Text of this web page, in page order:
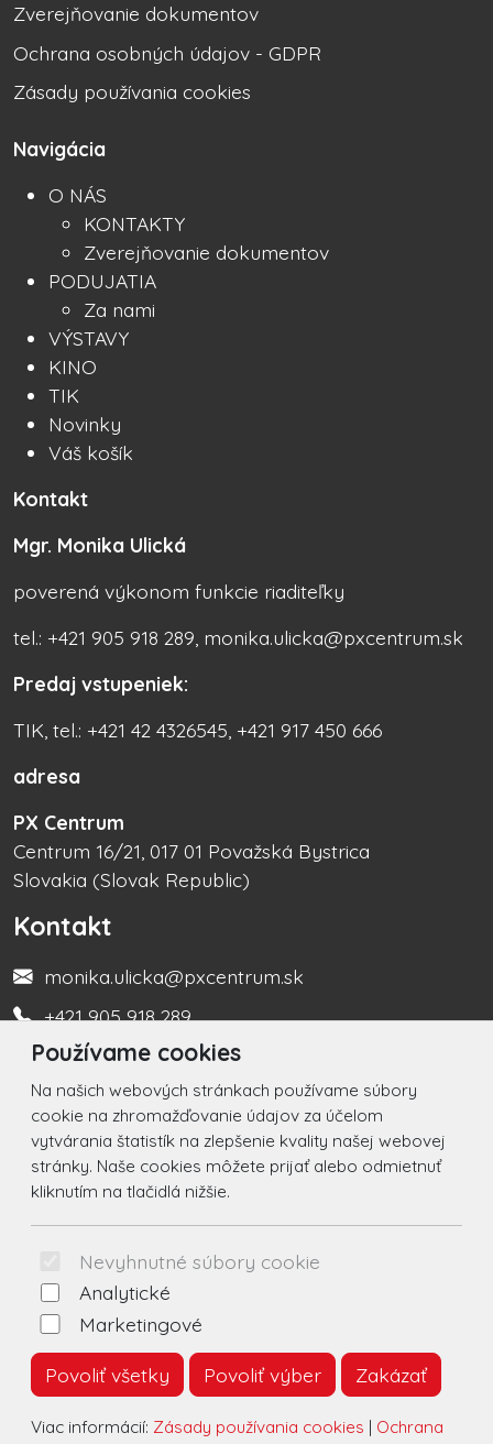
Používame cookies
Na našich webových stránkach používame súbory
cookie na zhromažďovanie údajov za účelom
vytvárania štatistík na zlepšenie kvality našej webovej
stránky. Naše cookies môžete prijať alebo odmietnuť
kliknutím na tlačidlá nižšie.
Nevyhnutné súbory cookie
Analytické
Marketingové
Povoliť všetky Povoliť výber Zakázať
Viac informácií: Zásady používania cookies | Ochrana
Zverejňovanie dokumentov
Ochrana osobných údajov - GDPR
Zásady používania cookies
Navigácia
O NÁS
KONTAKTY
Zverejňovanie dokumentov
PODUJATIA
Za nami
VÝSTAVY
KINO
TIK
Novinky
Váš košík
Kontakt
Mgr. Monika Ulická
poverená výkonom funkcie riaditeľky
tel.: +421 905 918 289, monika.ulicka@pxcentrum.sk
Predaj vstupeniek:
TIK, tel.: +421 42 4326545, +421 917 450 666
adresa
PX Centrum
Centrum 16/21, 017 01 Považská Bystrica
Slovakia (Slovak Republic)
Kontakt
monika.ulicka@pxcentrum.sk
+421 905 918 289
Turistická informačná kancelária +421 917 450 666
Social
Facebook
Instagram
© 2026 Arrabella s.r.o., mayabella s.r.o., Všetky práva
Hosting: - Web: